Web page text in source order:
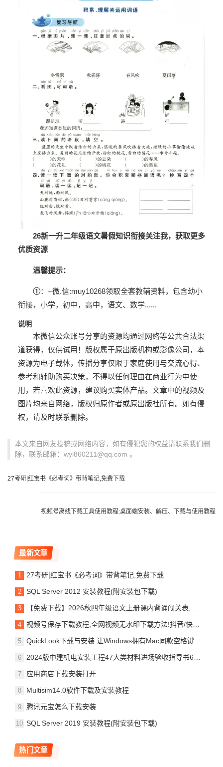
26新一升二年级语文暑假知识衔接关注我，获取更多
优质资源
温馨提示：
①： +微.信:muy10268领取全套教辅资料，包含幼小
衔接，小学，初中， 高中，语文、数学......
说明
本微信公众账号分享的资源均通过网络等公共合法渠
道获得，仅供试用！版权属于原出版机构或影像公司，本
资源为电子载体，传播分享仅限于家庭使用与交流心得、
参考和辅助购买决策，不得以任何理由在商业行为中使
用，若喜欢此资源，建议购买实体产品。文章中的视频及
图片均来自网络，版权归原作者或原出版社所有。如有侵
权，请及时联系删除。
本文来自网友投稿或网络内容，如有侵犯您的权益请联系我们删
除，联系邮箱：wyl860211@qq.com 。
27考研|红宝书《必考词》带背笔记,免费下载
视频号离线下载工具使用教程:桌面端安装、解压、下载与使用教程
最新文章
27考研|红宝书《必考词》带背笔记,免费下载
SQL Server 2012 安装教程(附安装包下载)
【免费下载】2026秋四年级语文上册课内背诵闯关表,电子版,可打印
视频号保存下载教程,全网视频无水印下载方法!抖音/快手/小红书/B站通用,超简单
QuickLook下载与安装:让Windows拥有Mac同款空格键秒预览神器,堪称＂效率救星＂
2024版中建机电安装工程47大类材料进场验收指导书62页文末可!
应用商店下载安装打开
Multisim14.0软件下载及安装教程
腾讯元宝怎么下载安装
SQL Server 2019 安装教程(附安装包下载)
热门文章